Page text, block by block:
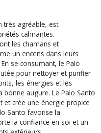
très agréable, est
calmantes.
les chamans et
un encens dans leurs
se consumant, le Palo
pour nettoyer et purifier
les énergies et les
augure. Le Palo Santo
crée une énergie propice
Santo favorise la
la confiance en soi et un